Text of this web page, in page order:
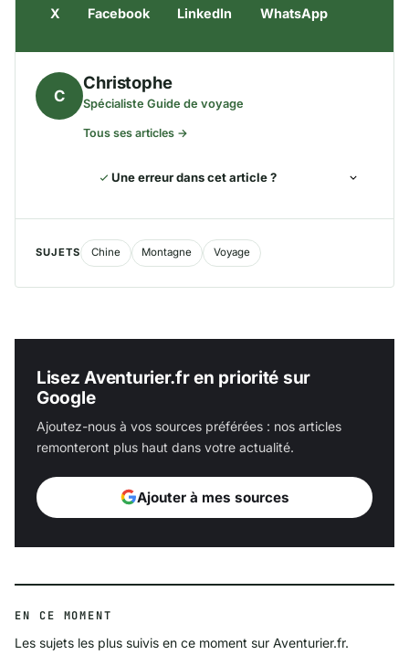
X Facebook LinkedIn WhatsApp
C
Christophe
Spécialiste Guide de voyage
Tous ses articles →
Une erreur dans cet article ?
SUJETS Chine Montagne Voyage
Lisez Aventurier.fr en priorité sur
Google
Ajoutez-nous à vos sources préférées : nos articles
remonteront plus haut dans votre actualité.
Ajouter à mes sources
EN CE MOMENT
Les sujets les plus suivis en ce moment sur Aventurier.fr.